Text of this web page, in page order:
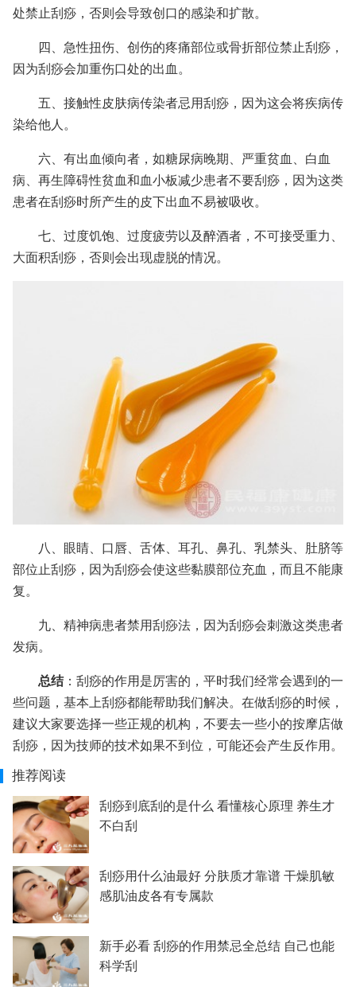
处禁止刮痧，否则会导致创口的感染和扩散。
四、急性扭伤、创伤的疼痛部位或骨折部位禁止刮痧，
因为刮痧会加重伤口处的出血。
五、接触性皮肤病传染者忌用刮痧，因为这会将疾病传
染给他人。
六、有出血倾向者，如糖尿病晚期、严重贫血、白血
病、再生障碍性贫血和血小板减少患者不要刮痧，因为这类
患者在刮痧时所产生的皮下出血不易被吸收。
七、过度饥饱、过度疲劳以及醉酒者，不可接受重力、
大面积刮痧，否则会出现虚脱的情况。
八、眼睛、口唇、舌体、耳孔、鼻孔、乳禁头、肚脐等
部位止刮痧，因为刮痧会使这些黏膜部位充血，而且不能康
复。
九、精神病患者禁用刮痧法，因为刮痧会刺激这类患者
发病。
总结：刮痧的作用是厉害的，平时我们经常会遇到的一
些问题，基本上刮痧都能帮助我们解决。在做刮痧的时候，
建议大家要选择一些正规的机构，不要去一些小的按摩店做
刮痧，因为技师的技术如果不到位，可能还会产生反作用。
推荐阅读
刮痧到底刮的是什么 看懂核心原理 养生才
不白刮
刮痧用什么油最好 分肤质才靠谱 干燥肌敏
感肌油皮各有专属款
新手必看 刮痧的作用禁忌全总结 自己也能
科学刮